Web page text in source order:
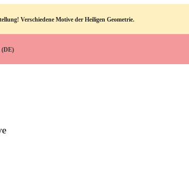
Verschiedene Motive der Heiligen Geometrie.
(DE)